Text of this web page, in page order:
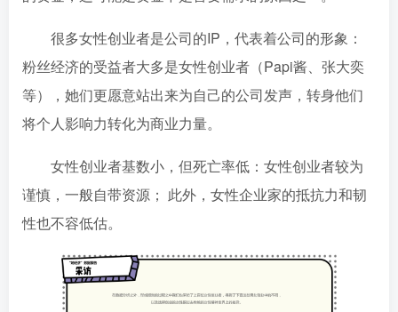
很多女性创业者是公司的IP，代表着公司的形象：
粉丝经济的受益者大多是女性创业者（Papi酱、张大奕
等），她们更愿意站出来为自己的公司发声，转身他们
将个人影响力转化为商业力量。
女性创业者基数小，但死亡率低：女性创业者较为
谨慎，一般自带资源； 此外，女性企业家的抵抗力和韧
性也不容低估。